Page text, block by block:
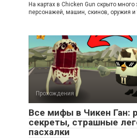
На картах в Chicken Gun скрыто
персонажей, машин, скинов, оружия и
Прохождения
Все мифы в Чикен Ган:
секреты, страшные
пасхалки